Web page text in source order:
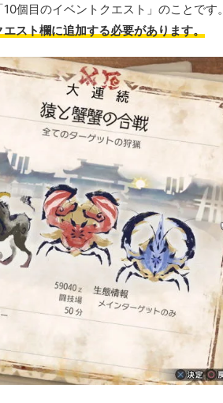
個目のイベントクエスト」のことです。
スト欄に追加する必要があります。